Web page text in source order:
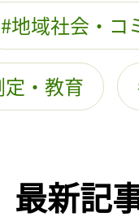
地域社会・コ
・教育
最新記